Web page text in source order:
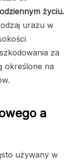
życiu.
urazu w
za
określone na
a
używany w